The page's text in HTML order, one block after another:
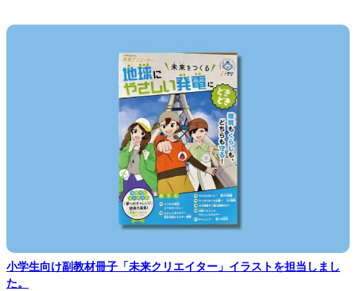
小学生向け副教材冊子「未来クリエイター」イラストを担当しまし
た。